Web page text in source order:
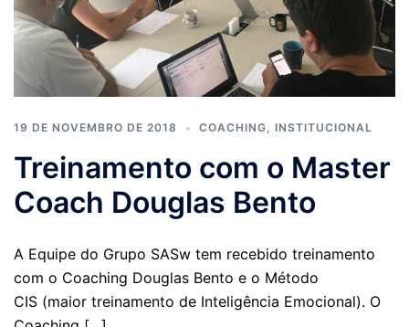
19 DE NOVEMBRO DE 2018 COACHING, INSTITUCIONAL
Treinamento com o Master
Coach Douglas Bento
A Equipe do Grupo SASw tem recebido treinamento
com o Coaching Douglas Bento e o Método
CIS (maior treinamento de Inteligência Emocional). O